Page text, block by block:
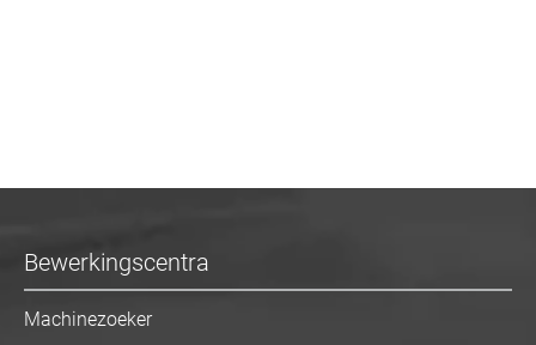
Bewerkingscentra
Machinezoeker